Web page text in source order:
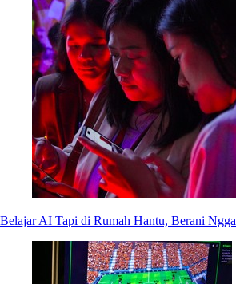
Belajar AI Tapi di Rumah Hantu, Berani